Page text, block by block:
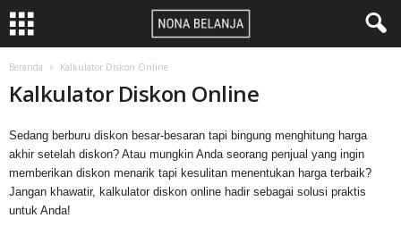
Beranda Kalkulator Diskon Online
Kalkulator Diskon Online
Sedang berburu diskon besar-besaran tapi bingung menghitung harga
akhir setelah diskon? Atau mungkin Anda seorang penjual yang ingin
memberikan diskon menarik tapi kesulitan menentukan harga terbaik?
Jangan khawatir, kalkulator diskon online hadir sebagai solusi praktis
untuk Anda!